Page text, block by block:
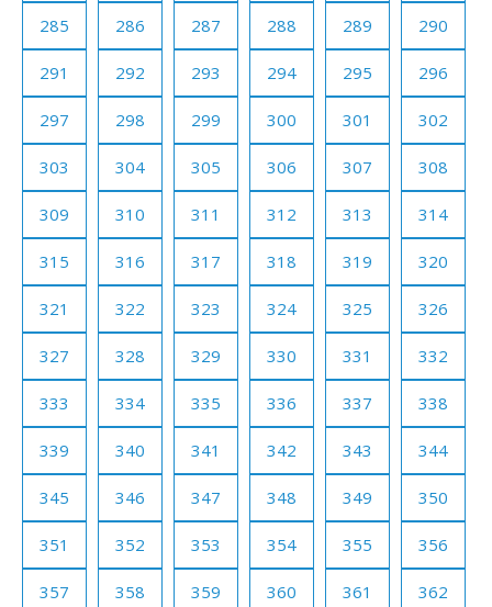
285 286 287 288 289 290
291 292 293 294 295 296
297 298 299 300 301 302
303 304 305 306 307 308
309 310 311 312 313 314
315 316 317 318 319 320
321 322 323 324 325 326
327 328 329 330 331 332
333 334 335 336 337 338
339 340 341 342 343 344
345 346 347 348 349 350
351 352 353 354 355 356
357 358 359 360 361 362